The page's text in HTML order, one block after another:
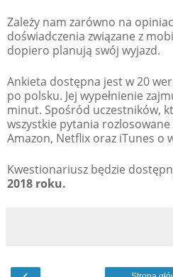
Zależy nam zarówno na
doświadczenia związane z
dopiero planują swój wyjazd.
Ankieta dostępna jest w 20
po polsku. Jej wypełnienie
minut. Spośród uczestników,
wszystkie pytania
Amazon, Netflix oraz iTunes o
Kwestionariusz będzie
2018 roku.